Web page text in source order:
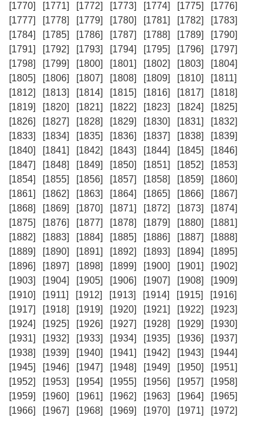
[1770]
[1771] [1772] [1773] [1774] [1775]
[1776]
[1777]
[1778] [1779] [1780] [1781] [1782]
[1783]
[1784]
[1785] [1786] [1787] [1788] [1789]
[1790]
[1791]
[1792] [1793] [1794] [1795] [1796]
[1797]
[1798]
[1799] [1800] [1801] [1802] [1803]
[1804]
[1805]
[1806] [1807] [1808] [1809] [1810]
[1811]
[1812]
[1813] [1814] [1815] [1816] [1817]
[1818]
[1819]
[1820] [1821] [1822] [1823] [1824]
[1825]
[1826]
[1827] [1828] [1829] [1830] [1831]
[1832]
[1833]
[1834] [1835] [1836] [1837] [1838]
[1839]
[1840]
[1841] [1842] [1843] [1844] [1845]
[1846]
[1847]
[1848] [1849] [1850] [1851] [1852]
[1853]
[1854]
[1855] [1856] [1857] [1858] [1859]
[1860]
[1861]
[1862] [1863] [1864] [1865] [1866]
[1867]
[1868]
[1869] [1870] [1871] [1872] [1873]
[1874]
[1875]
[1876] [1877] [1878] [1879] [1880]
[1881]
[1882]
[1883] [1884] [1885] [1886] [1887]
[1888]
[1889]
[1890] [1891] [1892] [1893] [1894]
[1895]
[1896]
[1897] [1898] [1899] [1900] [1901]
[1902]
[1903]
[1904] [1905] [1906] [1907] [1908]
[1909]
[1910]
[1911] [1912] [1913] [1914] [1915]
[1916]
[1917]
[1918] [1919] [1920] [1921] [1922]
[1923]
[1924]
[1925] [1926] [1927] [1928] [1929]
[1930]
[1931]
[1932] [1933] [1934] [1935] [1936]
[1937]
[1938]
[1939] [1940] [1941] [1942] [1943]
[1944]
[1945]
[1946] [1947] [1948] [1949] [1950]
[1951]
[1952]
[1953] [1954] [1955] [1956] [1957]
[1958]
[1959]
[1960] [1961] [1962] [1963] [1964]
[1965]
[1966]
[1967] [1968] [1969] [1970] [1971]
[1972]